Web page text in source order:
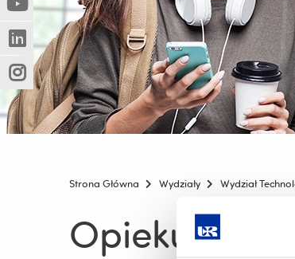
innej
strony)
(Nowe
okno)
(Link
do
innej
strony)
(Nowe
okno)
(Link
do
innej
strony)
(Nowe
okno)
(Link
do
innej
strony)
Strona Główna Wydziały Wydział
Opiekunowie